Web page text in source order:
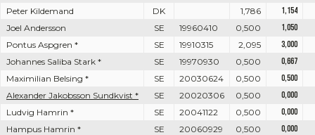
Peter Kildemand
DK 1,786
1,154
Joel Andersson
SE 19960410 0,500
1,050
Pontus Aspgren *
SE 19910315 2,095
3,000
Johannes Saliba Stark *
SE 19970930 0,500
0,667
Maximilian Belsing *
SE 20030624 0,500
0,500
Alexander Jakobsson Sundkvist *
SE 20020306 0,500
0,000
Ludvig Hamrin *
SE 20041122 0,500
0,000
Hampus Hamrin *
SE 20060929 0,500 0,000